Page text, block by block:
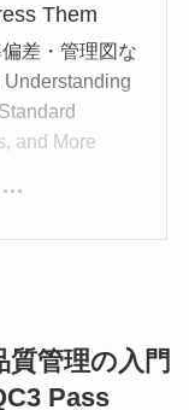
Them
差・管理図な
and More
質管理の入門
Pass